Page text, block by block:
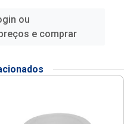
ou
e comprar